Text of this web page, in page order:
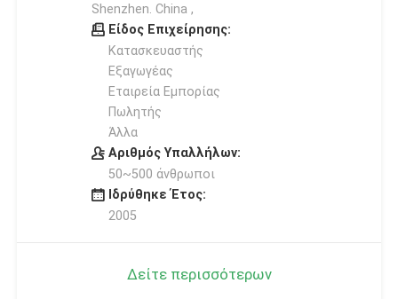
Shenzhen. China ,
Είδος Επιχείρησης:
Κατασκευαστής
Εξαγωγέας
Εταιρεία Εμπορίας
Πωλητής
Άλλα
Αριθμός Υπαλλήλων:
50~500 άνθρωποι
Ιδρύθηκε Έτος:
2005
Δείτε περισσότερων